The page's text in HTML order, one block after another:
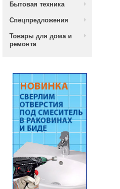
Бытовая техника
Спецпредложения
Товары для дома и
ремонта